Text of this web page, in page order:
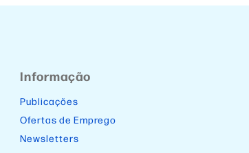
Informação
Publicações
Ofertas de Emprego
Newsletters